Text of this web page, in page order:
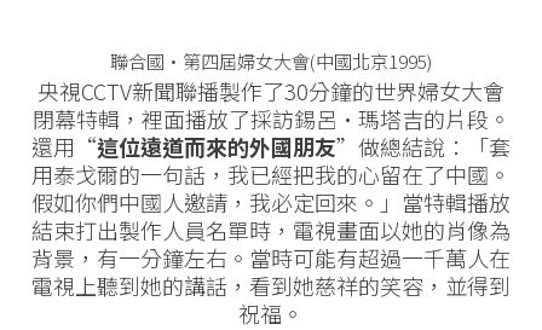
聯合國·第四屆婦女大會(中國北京1995)
央視CCTV新聞聯播製作了30分鐘的世界婦女大會
閉幕特輯，裡面播放了採訪錫呂·瑪塔吉的片段。
還用“這位遠道而來的外國朋友”做總結說：「套
用泰戈爾的一句話，我已經把我的心留在了中國。
假如你們中國人邀請，我必定回來。」當特輯播放
結束打出製作人員名單時，電視畫面以她的肖像為
背景，有一分鐘左右。當時可能有超過一千萬人在
電視上聽到她的講話，看到她慈祥的笑容，並得到
祝福。